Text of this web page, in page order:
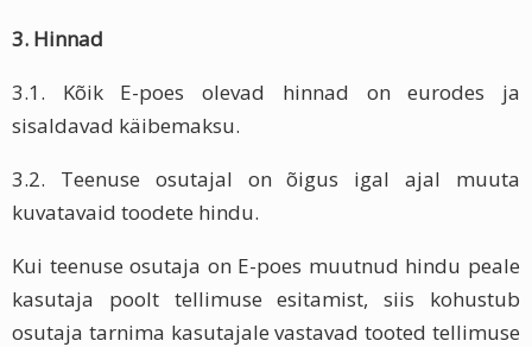
3. Hinnad
3.1. Kõik E-poes olevad hinnad on eurodes ja
sisaldavad käibemaksu.
3.2. Teenuse osutajal on õigus igal ajal muuta
kuvatavaid toodete hindu.
Kui teenuse osutaja on E-poes muutnud hindu peale
kasutaja poolt tellimuse esitamist, siis kohustub
osutaja tarnima kasutajale vastavad tooted tellimuse